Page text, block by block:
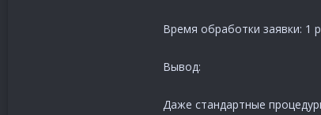
Время обработки заявки: 1
Вывод:
Даже стандартные